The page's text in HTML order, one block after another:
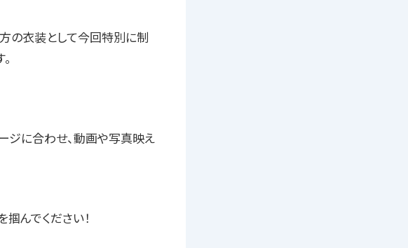
方の衣装として今回特別に制
ジに合わせ、動画や写真映え
んでください！